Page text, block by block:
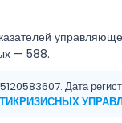
— 588.
Дата